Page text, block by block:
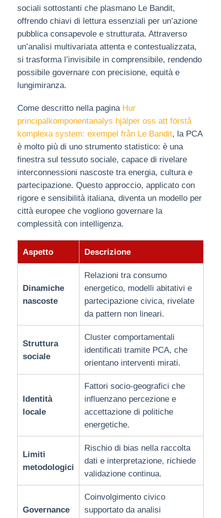
sociali sottostanti che plasmano Le Bandit,
offrendo chiavi di lettura essenziali per un’azione
pubblica consapevole e strutturata. Attraverso
un’analisi multivariata attenta e contestualizzata,
si trasforma l’invisibile in comprensibile, rendendo
possibile governare con precisione, equità e
lungimiranza.
Come descritto nella pagina Hur
principalkomponentanalys hjälper oss att förstå
komplexa system: exempel från Le Bandit, la PCA
è molto più di uno strumento statistico: è una
finestra sul tessuto sociale, capace di rivelare
interconnessioni nascoste tra energia, cultura e
partecipazione. Questo approccio, applicato con
rigore e sensibilità italiana, diventa un modello per
città europee che vogliono governare la
complessità con intelligenza.
Aspetto Descrizione
Dinamiche
nascoste
Relazioni tra consumo
energetico, modelli abitativi e
partecipazione civica, rivelate
da pattern non lineari.
Struttura
sociale
Cluster comportamentali
identificati tramite PCA, che
orientano interventi mirati.
Identità
locale
Fattori socio-geografici che
influenzano percezione e
accettazione di politiche
energetiche.
Limiti
metodologici
Rischio di bias nella raccolta
dati e interpretazione, richiede
validazione continua.
Governance
Coinvolgimento civico
supportato da analisi